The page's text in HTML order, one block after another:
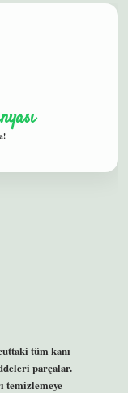
tüm kanı
parçalar.
temizlemeye